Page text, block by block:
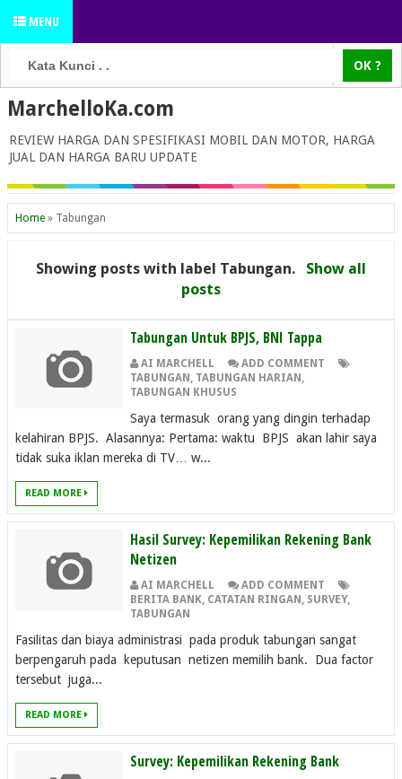
MENU
MarchelloKa.com
REVIEW HARGA DAN SPESIFIKASI MOBIL DAN MOTOR, HARGA
JUAL DAN HARGA BARU UPDATE
Home » Tabungan
Showing posts with label Tabungan.
Show all
posts
Tabungan Untuk BPJS, BNI Tappa
AI MARCHELL
ADD COMMENT
TABUNGAN , TABUNGAN HARIAN ,
TABUNGAN KHUSUS
Saya termasuk orang yang dingin terhadap
kelahiran BPJS. Alasannya: Pertama: waktu BPJS akan lahir saya
tidak suka iklan mereka di TV… w...
READ MORE
Hasil Survey: Kepemilikan Rekening Bank
Netizen
AI MARCHELL
ADD COMMENT
BERITA BANK CATATAN RINGAN SURVEY
TABUNGAN
Fasilitas dan biaya administrasi pada produk tabungan sangat
berpengaruh pada keputusan netizen memilih bank. Dua factor
tersebut juga...
READ MORE
Survey: Kepemilikan Rekening Bank